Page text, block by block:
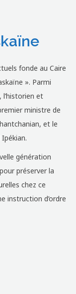
fonde au Caire
». Parmi
l’historien et
ministre de
et le
génération
préserver la
chez ce
instruction d’ordre